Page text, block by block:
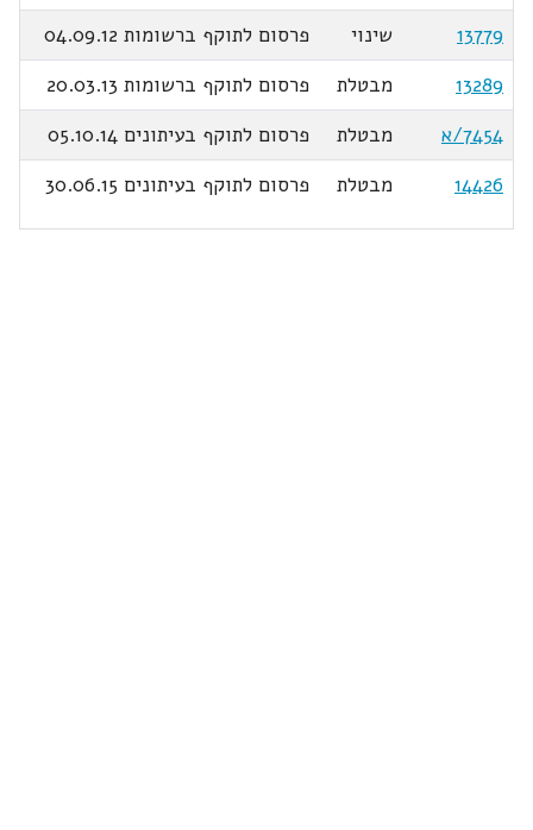
13779
שינוי
פרסום לתוקף ברשומות 04.09.12
13289
מבטלת
פרסום לתוקף ברשומות 20.03.13
7454/א
מבטלת
פרסום לתוקף בעיתונים 05.10.14
14426
מבטלת פרסום לתוקף בעיתונים 30.06.15